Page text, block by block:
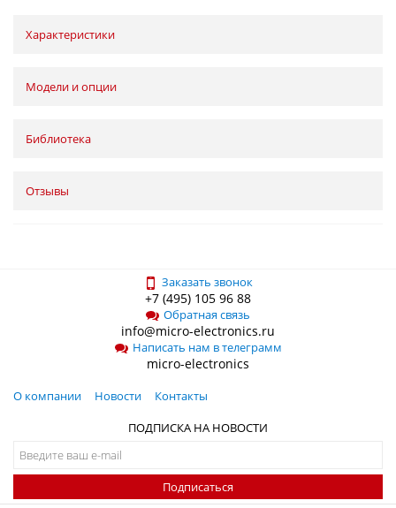
Характеристики
Модели и опции
Библиотека
Отзывы
Заказать звонок
+7 (495) 105 96 88
Обратная связь
info@micro-electronics.ru
Написать нам в телеграмм
micro-electronics
О компании Новости
Контакты
ПОДПИСКА НА НОВОСТИ
Подписаться